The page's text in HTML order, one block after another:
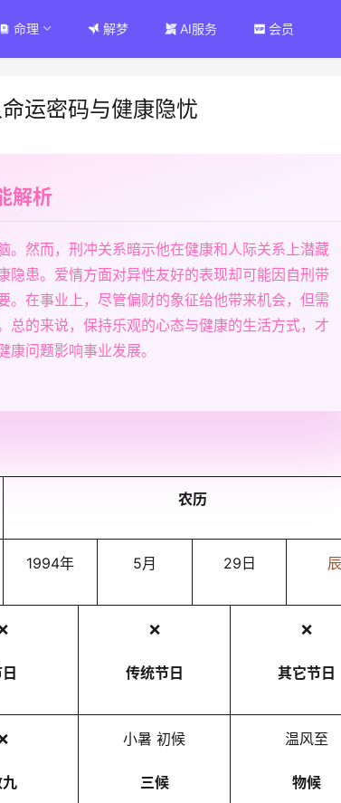
命理 解梦 AI服务 会员
运密码与健康隐忧
解析
。然而，刑冲关系暗示他在健康和人际关系上潜藏
隐患。爱情方面对异性友好的表现却可能因自刑带
。在事业上，尽管偏财的象征给他带来机会，但需
总的来说，保持乐观的心态与健康的生活方式，才
问题影响事业发展。
农历
1994年 5月 29日 辰
❌
传统节日
❌
其它节日
小暑 初候
三候
温风至
物候